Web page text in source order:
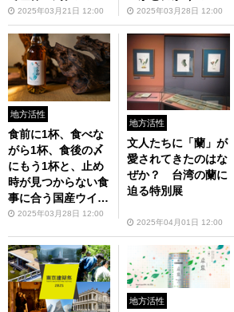
で自分を思いっきり
甘やかす
2025年03月21日 12:00
ャス2025年03月28日 12:00
地方活性
食前に1杯、食べな
がら1杯、食後の〆
にもう1杯と、止め
時が見つからない食
事に合う国産ウイス
キー、丸の内マルシ
2025年03月28日 12:00
地方活性
文人たちに「蘭」が
愛されてきたのはな
ぜか？ 台湾の蘭に
迫る特別展
2025年04月01日 12:00
地方活性